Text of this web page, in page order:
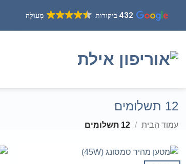
content
מְעוּלֶה 432 ביקורות
12 תשלומים
עמוד הבית /